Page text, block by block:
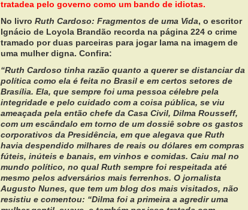
tratadea pelo governo como um bando de idiotas.
No livro Ruth Cardoso: Fragmentos de uma Vida, o escritor
Ignácio de Loyola Brandão recorda na página 224 o crime
tramado por duas parceiras para jogar lama na imagem de
uma mulher digna. Confira:
“Ruth Cardoso tinha razão quanto a querer se distanciar da
política como ela é feita no Brasil e em certos setores de
Brasília. Ela, que sempre foi uma pessoa célebre pela
integridade e pelo cuidado com a coisa pública, se viu
ameaçada pela então chefe da Casa Civil, Dilma Rousseff,
com um escândalo em torno de um dossiê sobre os gastos
corporativos da Presidência, em que alegava que Ruth
havia despendido milhares de reais ou dólares em compras
fúteis, inúteis e banais, em vinhos e comidas. Caiu mal no
mundo político, no qual Ruth sempre foi respeitada até
mesmo pelos adversários mais ferrenhos. O jornalista
Augusto Nunes, que tem um blog dos mais visitados, não
resistiu e comentou: “Dilma foi a primeira a agredir uma